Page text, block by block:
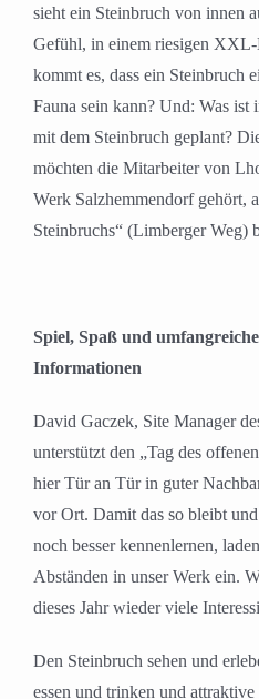
sieht ein Steinbruch von innen
Gefühl, in einem riesigen XXL-
kommt es, dass ein Steinbruch
Fauna sein kann? Und: Was ist
mit dem Steinbruch geplant?
möchten die Mitarbeiter von
Werk Salzhemmendorf gehört,
Steinbruchs“ (Limberger Weg)
Spiel, Spaß und
Informationen
David Gaczek, Site Manager
unterstützt den „Tag des
hier Tür an Tür in guter
vor Ort. Damit das so bleibt
noch besser kennenlernen,
Abständen in unser Werk ein.
dieses Jahr wieder viele
Den Steinbruch sehen und
essen und trinken und